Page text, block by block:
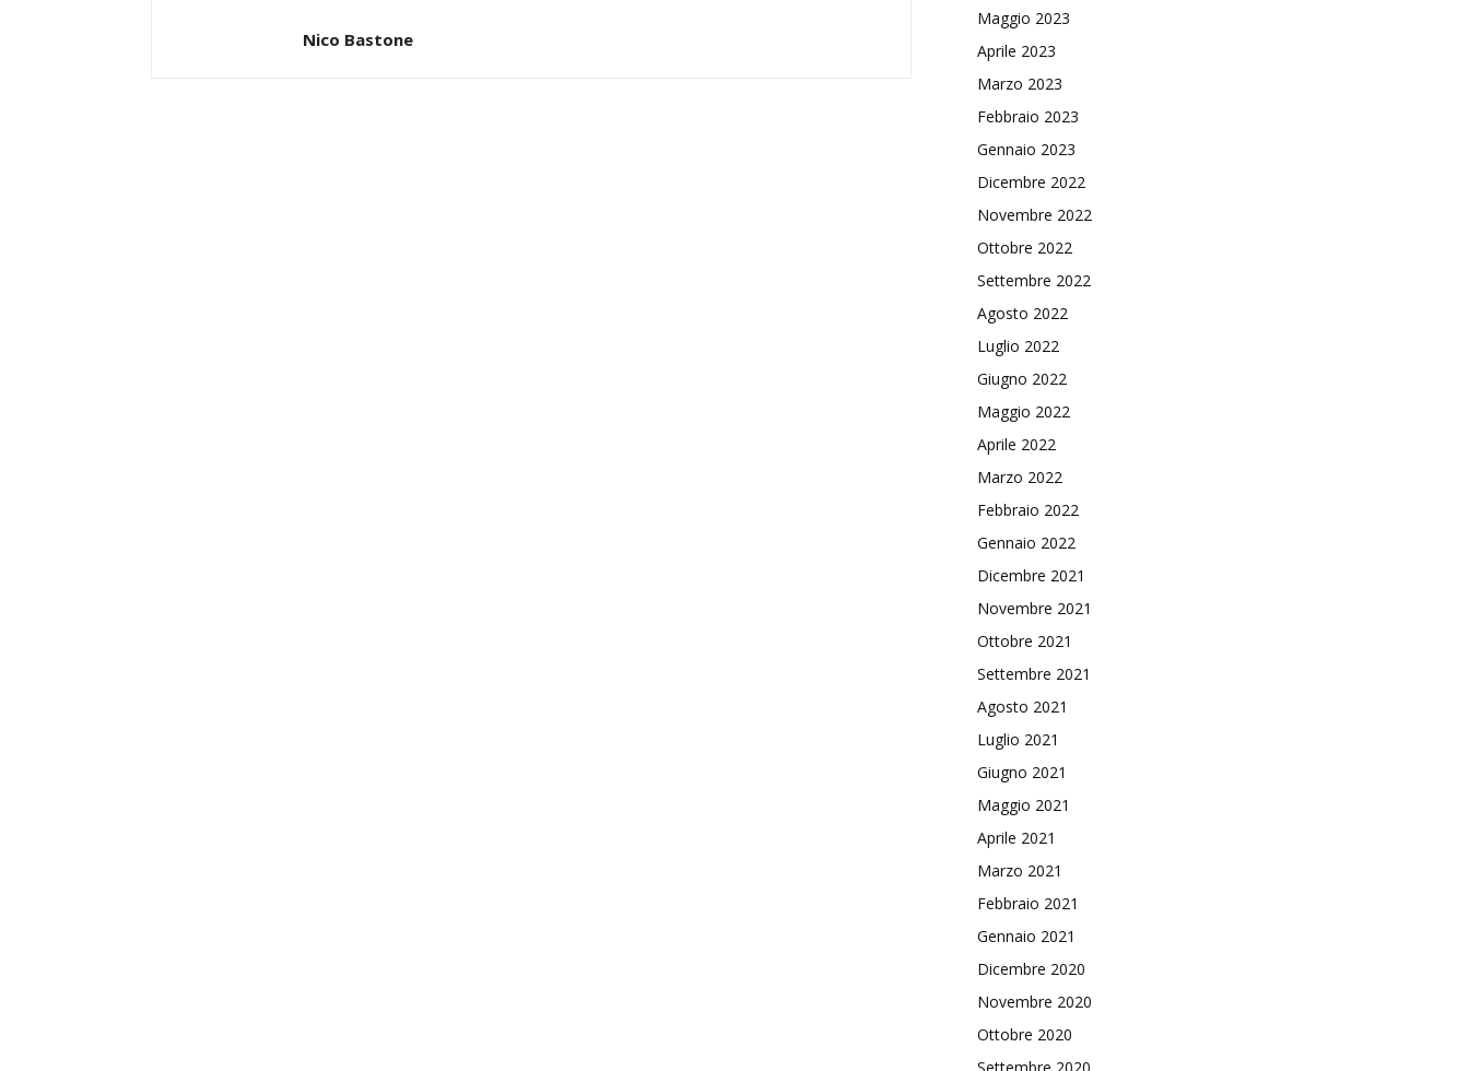
Nico Bastone
Maggio 2023
Aprile 2023
Marzo 2023
Febbraio 2023
Gennaio 2023
Dicembre 2022
Novembre 2022
Ottobre 2022
Settembre 2022
Agosto 2022
Luglio 2022
Giugno 2022
Maggio 2022
Aprile 2022
Marzo 2022
Febbraio 2022
Gennaio 2022
Dicembre 2021
Novembre 2021
Ottobre 2021
Settembre 2021
Agosto 2021
Luglio 2021
Giugno 2021
Maggio 2021
Aprile 2021
Marzo 2021
Febbraio 2021
Gennaio 2021
Dicembre 2020
Novembre 2020
Ottobre 2020